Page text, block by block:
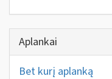
Aplankai
Bet kurį aplanką